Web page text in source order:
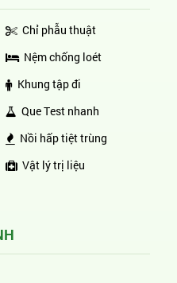
Chỉ phẫu thuật
Nệm chống loét
Khung tập đi
Que Test nhanh
Nồi hấp tiệt trùng
Vật lý trị liệu